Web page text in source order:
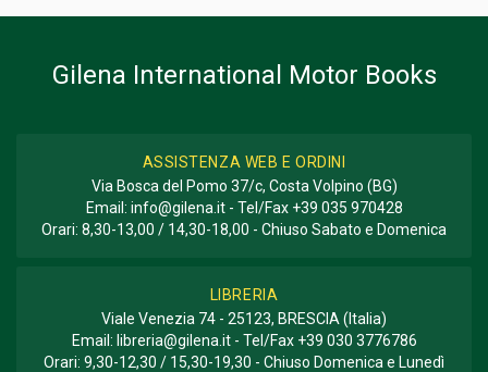
Gilena International Motor Books
ASSISTENZA WEB E ORDINI
Via Bosca del Pomo 37/c, Costa Volpino (BG)
Email: info@gilena.it- Tel/Fax +39 035 970428
Orari: 8,30-13,00 / 14,30-18,00 - Chiuso Sabato e Domenica
LIBRERIA
Viale Venezia 74 - 25123, BRESCIA (Italia)
Email: libreria@gilena.it- Tel/Fax +39 030 3776786
Orari: 9,30-12,30 / 15,30-19,30 - Chiuso Domenica e Lunedì